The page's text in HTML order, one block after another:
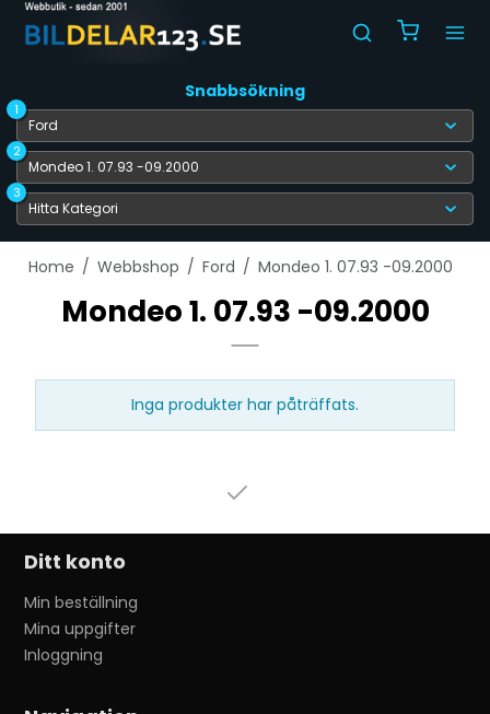
Snabbsökning
1
2
3
Home / Webbshop / Ford / Mondeo 1. 07.93 -09.2000
Mondeo 1. 07.93 -09.2000
Inga produkter har påträffats.
Ditt konto
Min beställning
Mina uppgifter
Inloggning